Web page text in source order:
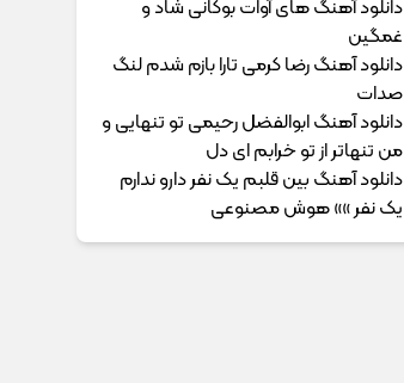
دانلود آهنگ های آوات بوکانی شاد و
غمگین
دانلود آهنگ رضا کرمی تارا بازم شدم لنگ
صدات
دانلود آهنگ ابوالفضل رحیمی ﺗﻮ ﺗﻨﻬﺎﻳﻰ و
ﻣﻦ ﺗﻨﻬﺎﺗﺮ از ﺗﻮ ﺧﺮاﺑﻢ ای دل
دانلود آهنگ بین قلبم یک نفر دارو ندارم
یک نفر »» هوش مصنوعی